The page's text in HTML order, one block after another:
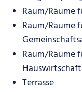
Raum/Räume
Raum/Räume
Raum/Räume
Terrasse